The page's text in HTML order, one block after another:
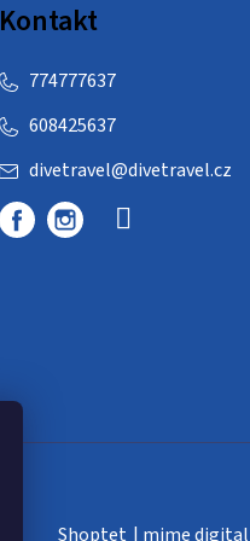
Kontakt
divetravel@divetravel.cz
608425637
774777637
Shoptet | mime digital